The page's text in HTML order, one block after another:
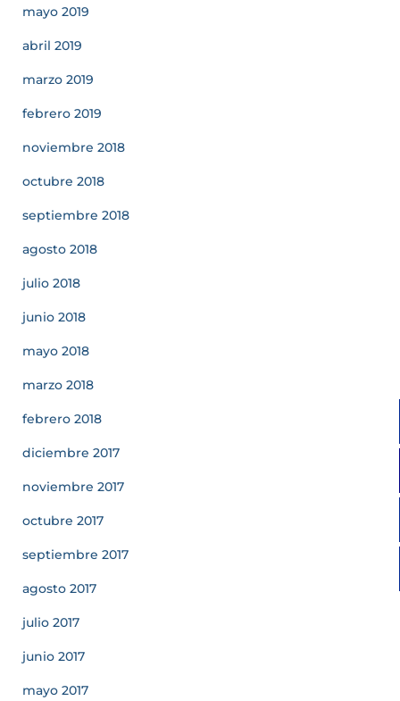
mayo 2019
abril 2019
marzo 2019
febrero 2019
noviembre 2018
octubre 2018
septiembre 2018
agosto 2018
julio 2018
junio 2018
mayo 2018
marzo 2018
febrero 2018
diciembre 2017
noviembre 2017
octubre 2017
septiembre 2017
agosto 2017
julio 2017
junio 2017
mayo 2017